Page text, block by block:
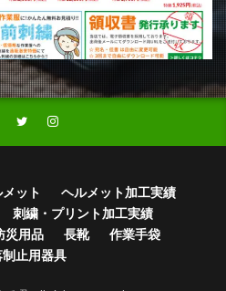
ット
ヘルメット加工実績
刺繍・プリント加工実績
災用品 長靴
作業手袋
止用器具